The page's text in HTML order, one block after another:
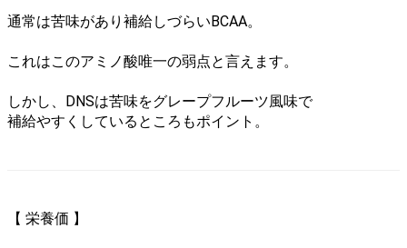
通常は苦味があり補給しづらいBCAA。
これはこのアミノ酸唯一の弱点と言えます。
しかし、DNSは苦味をグレープフルーツ風味で
補給やすくしているところもポイント。
【 栄養価 】
新規会員登録
お気に入り
ログイン